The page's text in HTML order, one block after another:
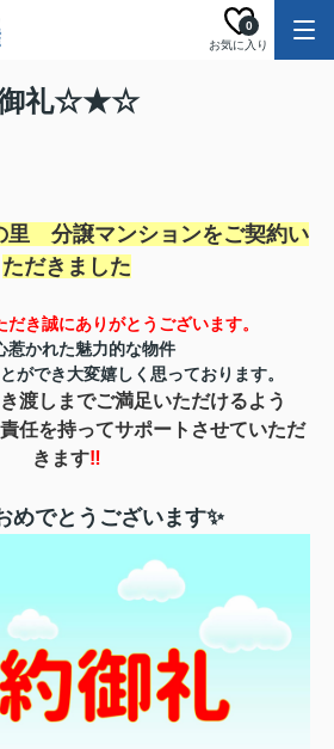
お気に入り
0
礼☆★☆
里 分譲マンションをご契約い
ただきました
だき誠にありがとうございます。
惹かれた魅力的な物件
ができ大変嬉しく思っております。
渡しまでご満足いただけるよう
任を持ってサポートさせていただ
きます‼
めでとうございます✨